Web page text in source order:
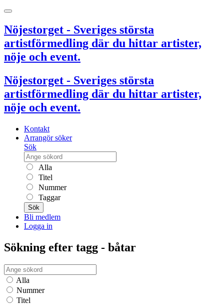
Nöjestorget - Sveriges största
artistförmedling där du hittar artister,
nöje och event.
Nöjestorget - Sveriges största
artistförmedling där du hittar artister,
nöje och event.
Kontakt
Arrangör söker
Sök
Alla
Titel
Nummer
Taggar
Sök
Bli medlem
Logga in
Sökning efter tagg - båtar
Alla
Nummer
Titel